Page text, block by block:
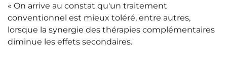
« On arrive au constat qu'un traitement
conventionnel est mieux toléré, entre autres,
lorsque la synergie des thérapies complémentaires
diminue les effets secondaires.